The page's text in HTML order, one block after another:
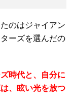
のはジャイアン
ーズを選んだの
時代と、自分に
、眩い光を放つ